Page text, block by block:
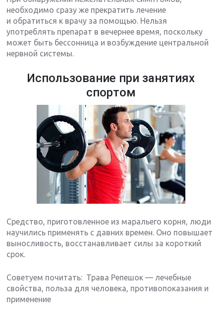
необходимо сразу же прекратить лечение
и обратиться к врачу за помощью. Нельзя
употреблять препарат в вечернее время, поскольку
может быть бессонница и возбуждение центральной
нервной системы.
Использование при занятиях
спортом
Средство, приготовленное из маральего корня, люди
научились применять с давних времен. Оно повышает
выносливость, восстанавливает силы за короткий
срок.
Советуем почитать: Трава Репешок — лечебные
свойства, польза для человека, противопоказания и
применение